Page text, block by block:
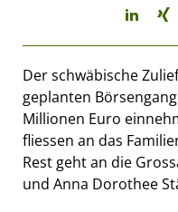
Der schwäbische
geplanten
Millionen Euro
fliessen an das
Rest geht an die
und Anna Dorothee